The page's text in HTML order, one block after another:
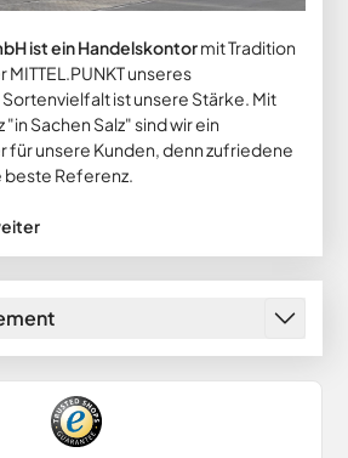
ist ein Handelskontormit Tradition
MITTEL.PUNKT unseres
ist unsere Stärke. Mit
Sachen Salz" sind wir ein
für unsere Kunden, denn zufriedene
beste Referenz.